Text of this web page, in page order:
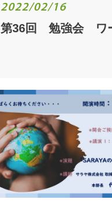
2022/02/16
第36回 勉強会 ワ